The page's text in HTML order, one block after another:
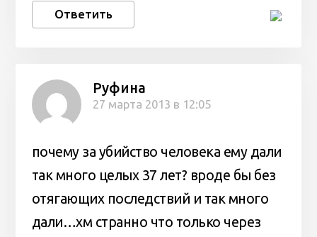
Ответить
Руфина
27 марта 2013 в 12:05
почему за убийство человека ему дали
так много целых 37 лет? вроде бы без
отягающих последствий и так много
дали…хм странно что только через